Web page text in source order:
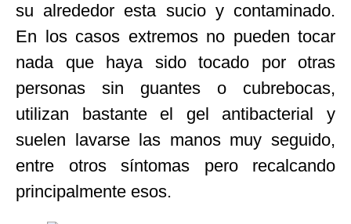
su alrededor esta sucio y contaminado.
En los casos extremos no pueden tocar
nada que haya sido tocado por otras
personas sin guantes o cubrebocas,
utilizan bastante el gel antibacterial y
suelen lavarse las manos muy seguido,
entre otros síntomas pero recalcando
principalmente esos.